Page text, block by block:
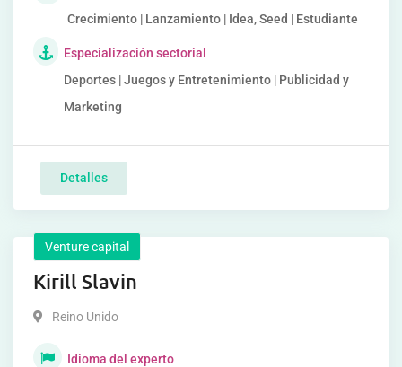
Crecimiento | Lanzamiento | Idea, Seed | Estudiante
Especialización sectorial
Deportes | Juegos y Entretenimiento | Publicidad y
Marketing
Detalles
Venture capital
Kirill Slavin
Reino Unido
Idioma del experto